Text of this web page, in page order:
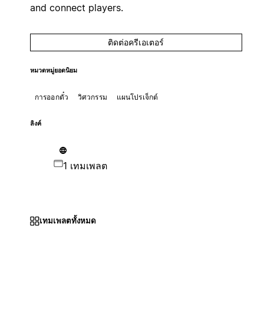
and connect players.
ติดต่อครีเอเตอร์
หมวดหมู่ยอดนิยม
การออกตั๋ว วิศวกรรม แผนโปรเจ็กต์
ลิงค์
1 เทมเพลต
เทมเพลตทั้งหมด